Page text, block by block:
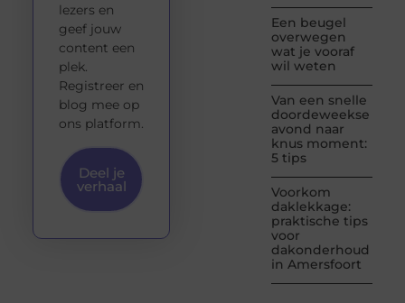
Een beugel
overwegen
wat je vooraf
wil weten
Van een snelle
doordeweekse
avond naar
knus moment:
5 tips
Voorkom
daklekkage:
praktische tips
voor
dakonderhoud
in Amersfoort
lezers en
geef jouw
content een
plek.
Registreer en
blog mee op
ons platform.
Deel je
verhaal